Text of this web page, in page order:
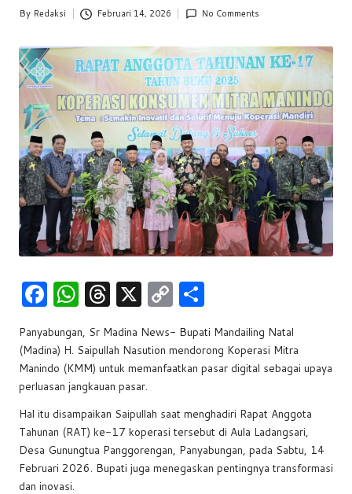
w
s
Posted
By Redaksi Februari 14, 2026 No Comments
F
a
c
e
b
o
o
k
W
h
at
s
A
p
p
T
hr
e
a
d
s
X C
o
p
y
n
k
h
ar
e
Panyabungan, Sr Madina News- Bupati Mandailing Natal
(Madina) H. Saipullah Nasution mendorong Koperasi Mitra
Manindo (KMM) untuk memanfaatkan pasar digital sebagai upaya
perluasan jangkauan pasar.
Hal itu disampaikan Saipullah saat menghadiri Rapat Anggota
Tahunan (RAT) ke-17 koperasi tersebut di Aula Ladangsari,
Desa Gunungtua Panggorengan, Panyabungan, pada Sabtu, 14
Februari 2026. Bupati juga menegaskan pentingnya transformasi
dan inovasi.